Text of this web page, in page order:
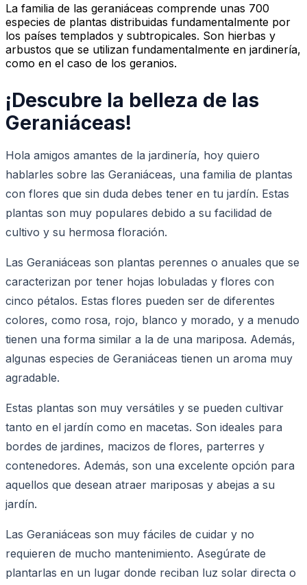
La familia de las geraniáceas comprende unas 700
especies de plantas distribuidas fundamentalmente por
los países templados y subtropicales. Son hierbas y
arbustos que se utilizan fundamentalmente en jardinería,
como en el caso de los geranios.
¡Descubre la belleza de las
Geraniáceas!
Hola amigos amantes de la jardinería, hoy quiero
hablarles sobre las Geraniáceas, una familia de plantas
con flores que sin duda debes tener en tu jardín. Estas
plantas son muy populares debido a su facilidad de
cultivo y su hermosa floración.
Las Geraniáceas son plantas perennes o anuales que se
caracterizan por tener hojas lobuladas y flores con
cinco pétalos. Estas flores pueden ser de diferentes
colores, como rosa, rojo, blanco y morado, y a menudo
tienen una forma similar a la de una mariposa. Además,
algunas especies de Geraniáceas tienen un aroma muy
agradable.
Estas plantas son muy versátiles y se pueden cultivar
tanto en el jardín como en macetas. Son ideales para
bordes de jardines, macizos de flores, parterres y
contenedores. Además, son una excelente opción para
aquellos que desean atraer mariposas y abejas a su
jardín.
Las Geraniáceas son muy fáciles de cuidar y no
requieren de mucho mantenimiento. Asegúrate de
plantarlas en un lugar donde reciban luz solar directa o